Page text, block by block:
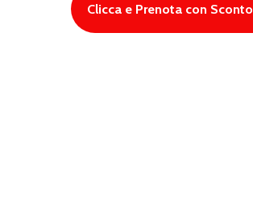
Clicca e Prenota con Sconto